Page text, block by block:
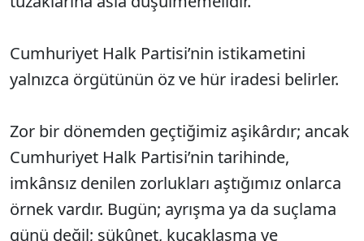
Cumhuriyet Halk Partisi’nin istikametini
yalnızca örgütünün öz ve hür iradesi belirler.
Zor bir dönemden geçtiğimiz aşikârdır; ancak
Cumhuriyet Halk Partisi’nin tarihinde,
imkânsız denilen zorlukları aştığımız onlarca
örnek vardır. Bugün; ayrışma ya da suçlama
günü değil; sükûnet, kucaklaşma ve